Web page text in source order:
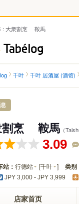
: 大衆割烹 鞍馬
千叶 千叶 居酒屋 (酒馆)
割烹 鞍馬 （
3.09
站： 行德站 [千叶 ] 类别
JPY 3,000 - JPY 3,999
店家首页